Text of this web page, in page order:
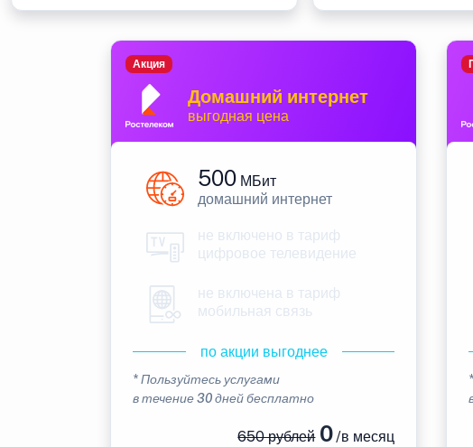
Домашний интернет
выгодная цена
Акция
500 МБит
домашний интернет
не включено в тариф
цифровое телевидение
не включена в тариф
мобильная связь
по акции выгоднее
* Пользуйтесь услугами
в течение 30 дней бесплатно
650 рублей0/в месяц